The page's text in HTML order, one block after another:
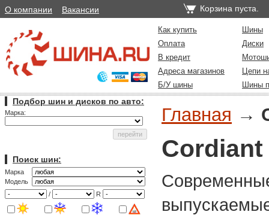
О компании Вакансии Корзина пуста.
Как купить
Шины
Оплата
Диски
В кредит
Адреса магазинов
Цепи
Б/У шины
Шины
Подбор шин и дисков по авто:
Марка:
Поиск шин:
Марка
Модель
/
R
Главная →
Сordiant